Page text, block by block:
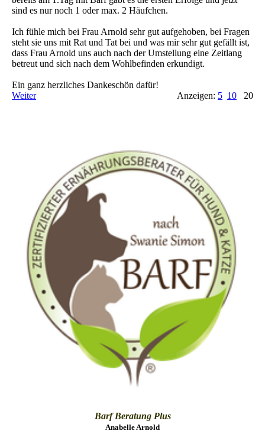
sind es nur noch 1 oder max. 2 Häufchen.
Ich fühle mich bei Frau Arnold sehr gut aufgehoben, bei Fragen
steht sie uns mit Rat und Tat bei und was mir sehr gut gefällt ist,
dass Frau Arnold uns auch nach der Umstellung eine Zeitlang
betreut und sich nach dem Wohlbefinden erkundigt.
Ein ganz herzliches Dankeschön dafür!
Weiter
Anzeigen: 5 10 20
Barf Beratung Plus
Anabelle Arnold